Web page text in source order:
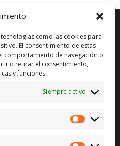
como las cookies para
El consentimiento de estas
comportamiento de navegación o
o retirar el consentimiento,
y funciones.
Siempre activo